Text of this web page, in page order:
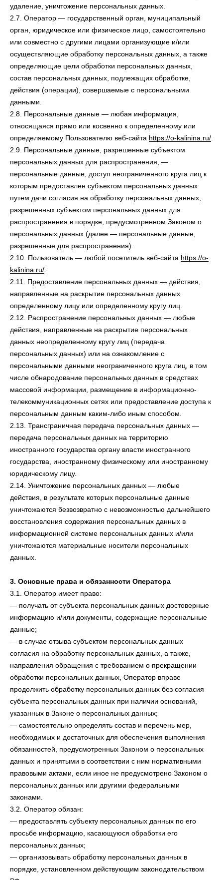
удаление, уничтожение персональных данных.
2.7. Оператор — государственный орган, муниципальный
орган, юридическое или физическое лицо, самостоятельно
или совместно с другими лицами организующие и/или
осуществляющие обработку персональных данных, а также
определяющие цели обработки персональных данных,
состав персональных данных, подлежащих обработке,
действия (операции), совершаемые с персональными
данными.
2.8. Персональные данные — любая информация,
относящаяся прямо или косвенно к определенному или
определяемому Пользователю веб-сайта https://o-kalinina.ru/
2.9. Персональные данные, разрешенные субъектом
персональных данных для распространения, —
персональные данные, доступ неограниченного круга лиц к
которым предоставлен субъектом персональных данных
путем дачи согласия на обработку персональных данных,
разрешенных субъектом персональных данных для
распространения в порядке, предусмотренном Законом о
персональных данных (далее — персональные данные,
разрешенные для распространения).
2.10. Пользователь — любой посетитель веб-сайта https://o-
kalinina.ru/
2.11. Предоставление персональных данных — действия,
направленные на раскрытие персональных данных
определенному лицу или определенному кругу лиц.
2.12. Распространение персональных данных — любые
действия, направленные на раскрытие персональных
данных неопределенному кругу лиц (передача
персональных данных) или на ознакомление с
персональными данными неограниченного круга лиц, в том
числе обнародование персональных данных в средствах
массовой информации, размещение в информационно-
телекоммуникационных сетях или предоставление доступа к
персональным данным каким-либо иным способом.
2.13. Трансграничная передача персональных данных —
передача персональных данных на территорию
иностранного государства органу власти иностранного
государства, иностранному физическому или иностранному
юридическому лицу.
2.14. Уничтожение персональных данных — любые
действия, в результате которых персональные данные
уничтожаются безвозвратно с невозможностью дальнейшего
восстановления содержания персональных данных в
информационной системе персональных данных и/или
уничтожаются материальные носители персональных
данных.
3. Основные права и обязанности Оператора
3.1. Оператор имеет право:
— получать от субъекта персональных данных достоверные
информацию и/или документы, содержащие персональные
данные;
— в случае отзыва субъектом персональных данных
согласия на обработку персональных данных, а также,
направления обращения с требованием о прекращении
обработки персональных данных, Оператор вправе
продолжить обработку персональных данных без согласия
субъекта персональных данных при наличии оснований,
указанных в Законе о персональных данных;
— самостоятельно определять состав и перечень мер,
необходимых и достаточных для обеспечения выполнения
обязанностей, предусмотренных Законом о персональных
данных и принятыми в соответствии с ним нормативными
правовыми актами, если иное не предусмотрено Законом о
персональных данных или другими федеральными
законами.
3.2. Оператор обязан:
— предоставлять субъекту персональных данных по его
просьбе информацию, касающуюся обработки его
персональных данных;
— организовывать обработку персональных данных в
порядке, установленном действующим законодательством